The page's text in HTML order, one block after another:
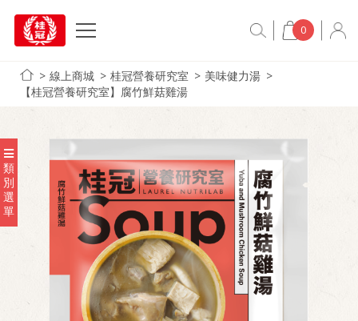
0
線上商城 桂冠營養研究室
美味健力湯
【桂冠營養研究室】腐竹鮮菇雞湯
類
別
選
單